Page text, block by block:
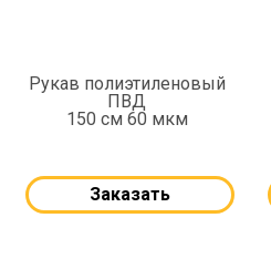
Рукав полиэтиленовый
ПВД
150 см 60 мкм
Заказать